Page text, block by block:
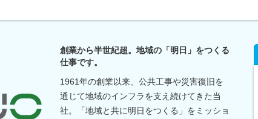
創業から半世紀超。地域の「明日」をつくる
仕事です。
1961年の創業以来、公共工事や災害復旧を
通じて地域のインフラを支え続けてきた当
社。「地域と共に明日をつくる」をミッショ